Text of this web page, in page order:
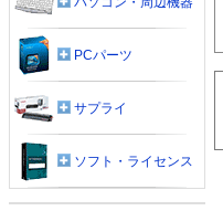
PCパーツ
サプライ
ソフト・ライセンス